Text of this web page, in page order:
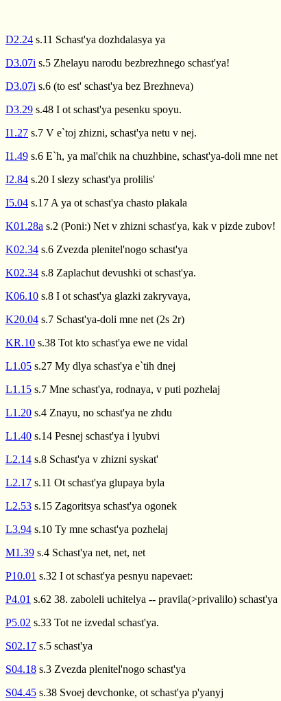
D2.24 s.11 Schast'ya dozhdalasya ya
D3.07i s.5 Zhelayu narodu bezbrezhnego schast'ya!
D3.07i s.6 (to est' schast'ya bez Brezhneva)
D3.29 s.48 I ot schast'ya pesenku spoyu.
I1.27 s.7 V e`toj zhizni, schast'ya netu v nej.
I1.49 s.6 E`h, ya mal'chik na chuzhbine, schast'ya-doli mne net
I2.84 s.20 I slezy schast'ya prolilis'
I5.04 s.17 A ya ot schast'ya chasto plakala
K01.28a s.2 (Poni:) Net v zhizni schast'ya, kak v pizde zubov!
K02.34 s.6 Zvezda plenitel'nogo schast'ya
K02.34 s.8 Zaplachut devushki ot schast'ya.
K06.10 s.8 I ot schast'ya glazki zakryvaya,
K20.04 s.7 Schast'ya-doli mne net (2s 2r)
KR.10 s.38 Tot kto schast'ya ewe ne vidal
L1.05 s.27 My dlya schast'ya e`tih dnej
L1.15 s.7 Mne schast'ya, rodnaya, v puti pozhelaj
L1.20 s.4 Znayu, no schast'ya ne zhdu
L1.40 s.14 Pesnej schast'ya i lyubvi
L2.14 s.8 Schast'ya v zhizni syskat'
L2.17 s.11 Ot schast'ya glupaya byla
L2.53 s.15 Zagoritsya schast'ya ogonek
L3.94 s.10 Ty mne schast'ya pozhelaj
M1.39 s.4 Schast'ya net, net, net
P10.01 s.32 I ot schast'ya pesnyu napevaet:
P4.01 s.62 38. zaboleli uchitelya -- pravila(>privalilo) schast'ya
P5.02 s.33 Tot ne izvedal schast'ya.
S02.17 s.5 schast'ya
S04.18 s.3 Zvezda plenitel'nogo schast'ya
S04.45 s.38 Svoej devchonke, ot schast'ya p'yanyj